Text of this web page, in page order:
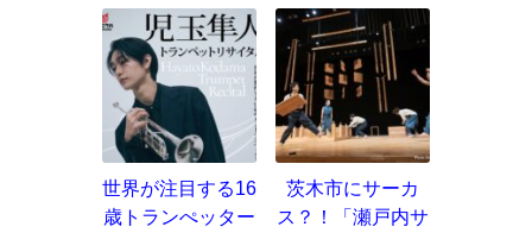
世界が注目する16
歳トランぺッター
茨木市にサーカ
ス？！「瀬戸内サ